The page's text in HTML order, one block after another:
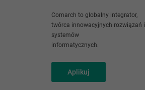
Comarch to globalny integrator,
twórca innowacyjnych rozwiązań i
systemów
informatycznych.
Aplikuj